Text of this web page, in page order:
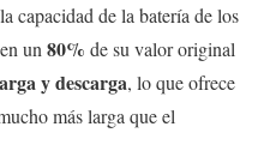
capacidad de la batería de los
un 80% de su valor original
y descarga, lo que ofrece
más larga que el